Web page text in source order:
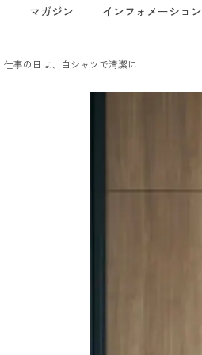
マガジン インフォメーション
仕事の日は、白シャツで清潔に